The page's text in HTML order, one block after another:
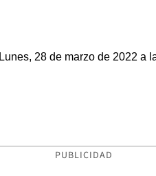
Lunes, 28 de marzo de 2022 a
PUBLICIDAD